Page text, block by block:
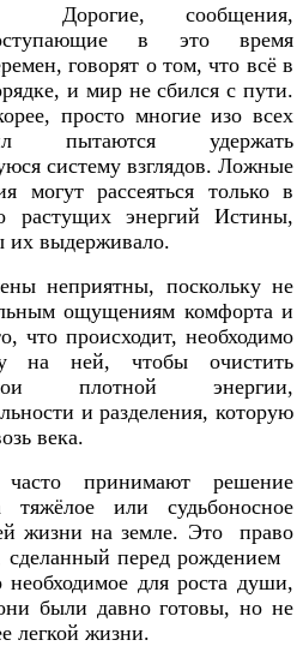
сообщения,
в это время
говорят о том, что всё в
и мир не сбился с пути.
просто многие изо всех
пытаются удержать
систему взглядов. Ложные
могут рассеяться только в
растущих энергий Истины,
их выдерживало.
неприятны, поскольку не
ощущениям комфорта и
что происходит, необходимо
на ней, чтобы очистить
плотной энергии,
и разделения, которую
века.
принимают решение
тяжёлое или судьбоносное
жизни на земле. Это право
перед рождением
для роста души,
были давно готовы, но не
легкой жизни.